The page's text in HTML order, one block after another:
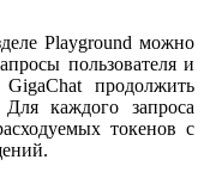
Playground можно
пользователя и
продолжить
каждого запроса
токенов с